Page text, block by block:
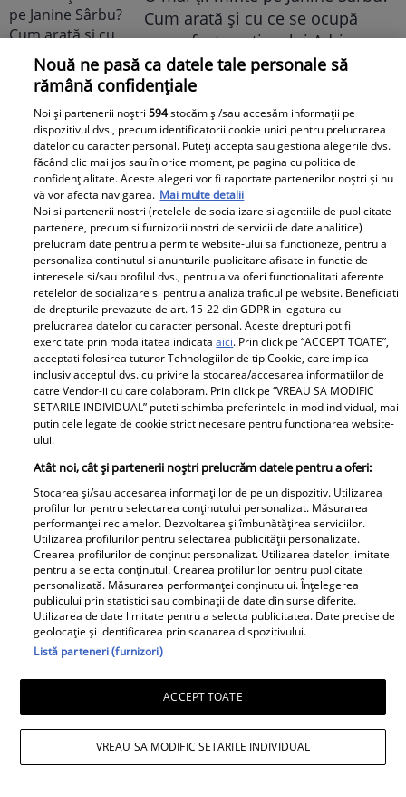
Cum arată și cu ce se ocupă
acum fosta soție a lui Adrian
Sârbu și unul dintre cele mai
apreciate modele din anii 90. A
fost decorată recent de
Ministerul Culturii din Franța.
Foto
Noi dezvăluiri despre relația
actuală dintre Andreea Popescu
și Dan Alexa. Relația ei
extraconjugală cu antrenorul a
dus la divorțul de Rareș Cojoc,
însă nimeni nu se aștepta la ce
Este în culmea fericirii! Vedeta a
devenit mamă pentru a doua
oară și a dezvăluit prima
imagine cu fiul său: „Iubirile
vieții mele” Foto
A1.ro
întrecere. Mirela Vaida și
Adriana Trandafir, în centrul
atenției după provocarea lui Nea
Mărin
Nouă ne pasă ca datele tale personale să
rămână confidențiale
Noi și partenerii noștri594stocăm și/sau accesăm informații pe
dispozitivul dvs., precum identificatorii cookie unici pentru prelucrarea
datelor cu caracter personal. Puteți accepta sau gestiona alegerile dvs.
făcând clic mai jos sau în orice moment, pe pagina cu politica de
confidențialitate. Aceste alegeri vor fi raportate partenerilor noștri și nu
vă vor afecta navigarea. Mai multe detalii
Noi si partenerii nostri (retelele de socializare si agentiile de publicitate
partenere, precum si furnizorii nostri de servicii de date analitice)
prelucram date pentru a permite website-ului sa functioneze, pentru a
personaliza continutul si anunturile publicitare afisate in functie de
interesele si/sau profilul dvs., pentru a va oferi functionalitati aferente
retelelor de socializare si pentru a analiza traficul pe website. Beneficiati
de drepturile prevazute de art. 15-22 din GDPR in legatura cu
prelucrarea datelor cu caracter personal. Aceste drepturi pot fi
exercitate prin modalitatea indicataaici. Prin click pe “ACCEPT TOATE”,
acceptati folosirea tuturor Tehnologiilor de tip Cookie, care implica
inclusiv acceptul dvs. cu privire la stocarea/accesarea informatiilor de
catre Vendor-ii cu care colaboram. Prin click pe “VREAU SA MODIFIC
SETARILE INDIVIDUAL” puteti schimba preferintele in mod individual, mai
putin cele legate de cookie strict necesare pentru functionarea website-
ului.
Atât noi, cât și partenerii noștri prelucrăm datele pentru a oferi:
Stocarea și/sau accesarea informațiilor de pe un dispozitiv. Utilizarea
profilurilor pentru selectarea conținutului personalizat. Măsurarea
performanței reclamelor. Dezvoltarea și îmbunătățirea serviciilor.
Utilizarea profilurilor pentru selectarea publicității personalizate.
Crearea profilurilor de conținut personalizat. Utilizarea datelor limitate
pentru a selecta conținutul. Crearea profilurilor pentru publicitate
personalizată. Măsurarea performanței conținutului. Înțelegerea
publicului prin statistici sau combinații de date din surse diferite.
Utilizarea de date limitate pentru a selecta publicitatea. Date precise de
geolocație și identificarea prin scanarea dispozitivului.
Listă parteneri (furnizori)
ACCEPT TOATE
VREAU SA MODIFIC SETARILE INDIVIDUAL